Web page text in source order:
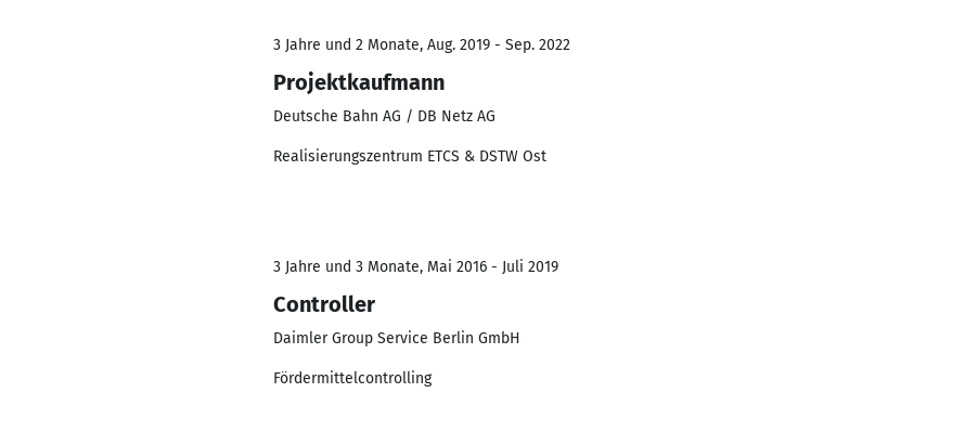
3 Jahre und 2 Monate, Aug. 2019 - Sep. 2022
Projektkaufmann
Deutsche Bahn AG / DB Netz AG
Realisierungszentrum ETCS & DSTW Ost
3 Jahre und 3 Monate, Mai 2016 - Juli 2019
Controller
Daimler Group Service Berlin GmbH
Fördermittelcontrolling